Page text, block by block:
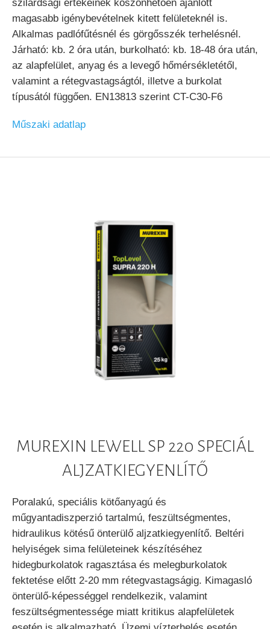
szilárdsági értékeinek köszönhetően ajánlott
magasabb igénybevételnek kitett felületeknél is.
Alkalmas padlófűtésnél és görgősszék terhelésnél.
Járható: kb. 2 óra után, burkolható: kb. 18-48 óra után,
az alapfelület, anyag és a levegő hőmérsékletétől,
valamint a rétegvastagságtól, illetve a burkolat
típusától függően. EN13813 szerint CT-C30-F6
Műszaki adatlap
MUREXIN LEWELL SP 220 SPECIÁL
ALJZATKIEGYENLÍTŐ
Poralakú, speciális kötőanyagú és
műgyantadiszperzió tartalmú, feszültségmentes,
hidraulikus kötésű önterülő aljzatkiegyenlítő. Beltéri
helyiségek sima felületeinek készítéséhez
hidegburkolatok ragasztása és melegburkolatok
fektetése előtt 2-20 mm rétegvastagságig. Kimagasló
önterülő-képességgel rendelkezik, valamint
feszültségmentessége miatt kritikus alapfelületek